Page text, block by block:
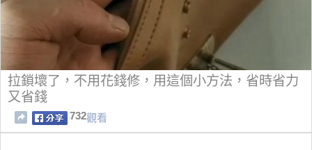
拉鎖壞了，不用花錢修，用這個小方法，省時省力
又省錢
732觀看